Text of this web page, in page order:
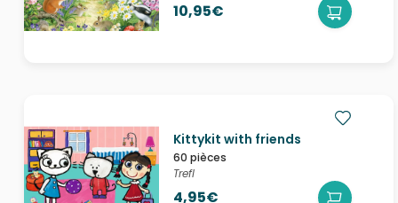
10,95€
Kittykit with friends
60 pièces
Trefl
4,95€